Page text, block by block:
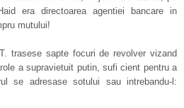
era directoarea agentiei bancare in
mutului!
trasese sapte focuri de revolver vizand
a supravietuit putin, sufi cient pentru a
se adresase sotului sau intrebandu-l: